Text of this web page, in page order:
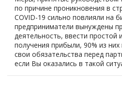
по причине проникновения в
COVID-19 сильно повлияли на
предприниматели вынуждены
деятельность, ввести простой
получения прибыли, 90% из
свои обязательства перед
если Вы оказались в такой